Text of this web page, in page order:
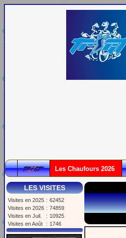
Les Chaufours 2026
LES VISITES
Visites en 2025 : 62452
Visites en 2026 : 74859
Visites en Juil.
: 10925
Visites en Août
: 1746